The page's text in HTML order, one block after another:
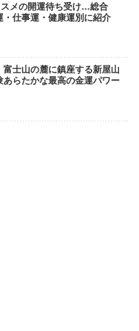
メの開運待ち受け…総合
・仕事運・健康運別に紹介
富士山の麓に鎮座する新屋山
あらたかな最高の金運パワー